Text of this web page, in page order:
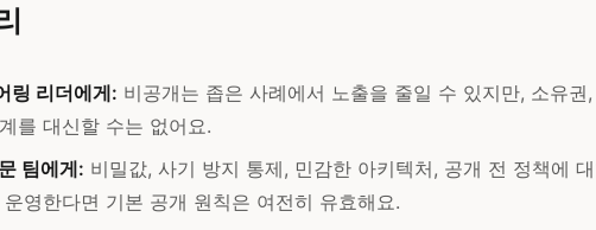
링 리더에게: 비공개는 좁은 사례에서 노출을 줄일 수 있지만, 소유권
를 대신할 수는 없어요.
팀에게: 비밀값, 사기 방지 통제, 민감한 아키텍처, 공개 전 정책에
영한다면 기본 공개 원칙은 여전히 유효해요.